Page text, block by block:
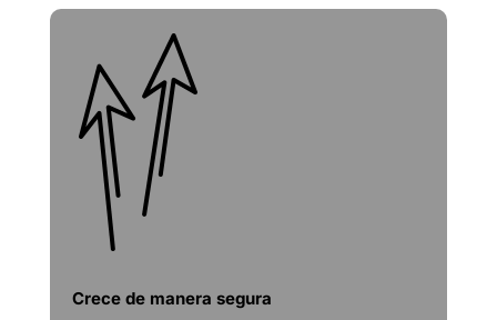
Crece de manera segura